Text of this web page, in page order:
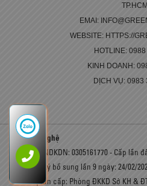
TP.HCM
EMAI:
WEBSITE: HTTPS://
HOTLINE:
KINH DOANH:
DỊCH VỤ: 0983
Công nghệ
Số GCNDKDN: 0305161770 - Cấp lần
Đăng ký bổ sung lần 9 ngày: 24/02/
Cơ quan cấp: Phòng ĐKKD Sở KH &